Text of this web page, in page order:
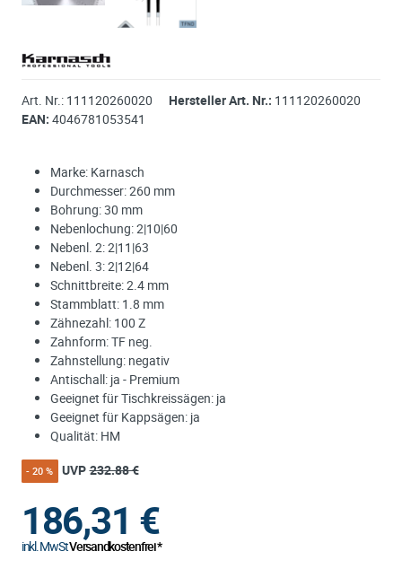
Art. Nr.: 111120260020 Hersteller Art. Nr.: 111120260020
EAN: 4046781053541
Marke: Karnasch
Durchmesser: 260 mm
Bohrung: 30 mm
Nebenlochung: 2|10|60
Nebenl. 2: 2|11|63
Nebenl. 3: 2|12|64
Schnittbreite: 2.4 mm
Stammblatt: 1.8 mm
Zähnezahl: 100 Z
Zahnform: TF neg.
Zahnstellung: negativ
Antischall: ja - Premium
Geeignet für Tischkreissägen: ja
Geeignet für Kappsägen: ja
Qualität: HM
- 20 % UVP 232.88 €
186,31 €
inkl. MwStVersandkostenfrei *